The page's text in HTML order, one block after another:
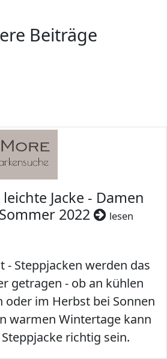
Beiträge
Jacke - Damen
2022
lesen
- Steppjacken werden das
getragen - ob an kühlen
im Herbst bei Sonnen
warmen Wintertage kann
richtig sein.